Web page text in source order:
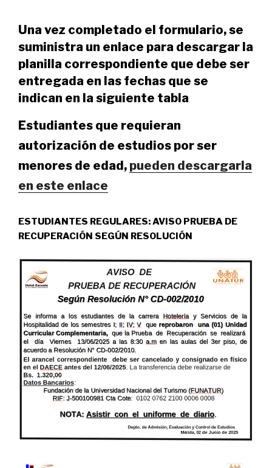
Una vez completado el formulario, se
suministra un enlace para descargar la
planilla correspondiente que debe ser
entregada en las fechas que se
indican en la siguiente tabla
Estudiantes que requieran
autorización de estudios por ser
menores de edad, pueden descargarla
en este enlace
ESTUDIANTES REGULARES: AVISO PRUEBA DE
RECUPERACIÓN SEGÚN RESOLUCIÓN